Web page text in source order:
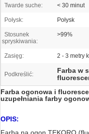
Twarde suche: < 30 minut
Połysk: Połysk
Stosunek
spryskiwania:
>99%
Zasięg: 2 - 3 metry
Podkreślić: Farba w
Farba ogonowa i
uzupełniania farby
OPIS: